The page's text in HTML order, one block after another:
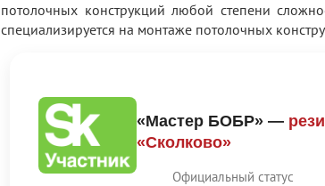
потолочных конструкций любой степени
специализируется на монтаже потолочных
«Мастер БОБР» —
«Сколково»
Официальный статус